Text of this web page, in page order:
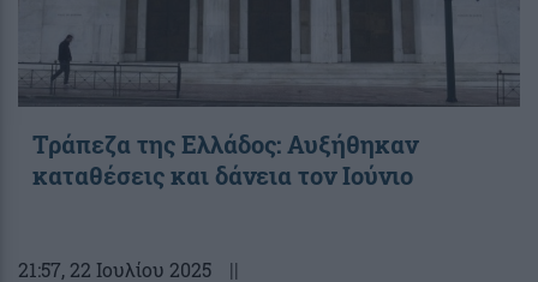
Τράπεζα της Ελλάδος: Αυξήθηκαν
καταθέσεις και δάνεια τον Ιούνιο
21:57, 22 Ιουλίου 2025 ||